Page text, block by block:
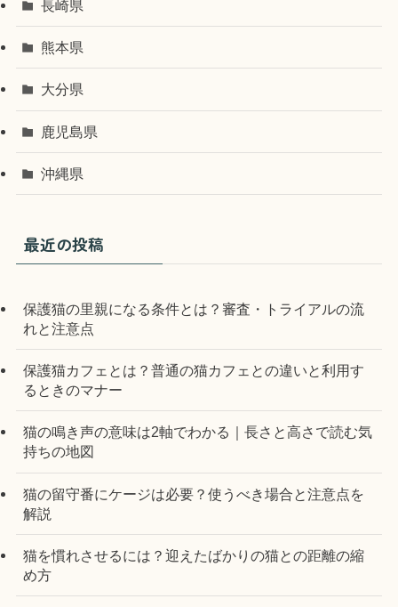
長崎県
熊本県
大分県
鹿児島県
沖縄県
最近の投稿
保護猫の里親になる条件とは？審査・トライアルの流
れと注意点
保護猫カフェとは？普通の猫カフェとの違いと利用す
るときのマナー
猫の鳴き声の意味は2軸でわかる｜長さと高さで読む気
持ちの地図
猫の留守番にケージは必要？使うべき場合と注意点を
解説
猫を慣れさせるには？迎えたばかりの猫との距離の縮
め方